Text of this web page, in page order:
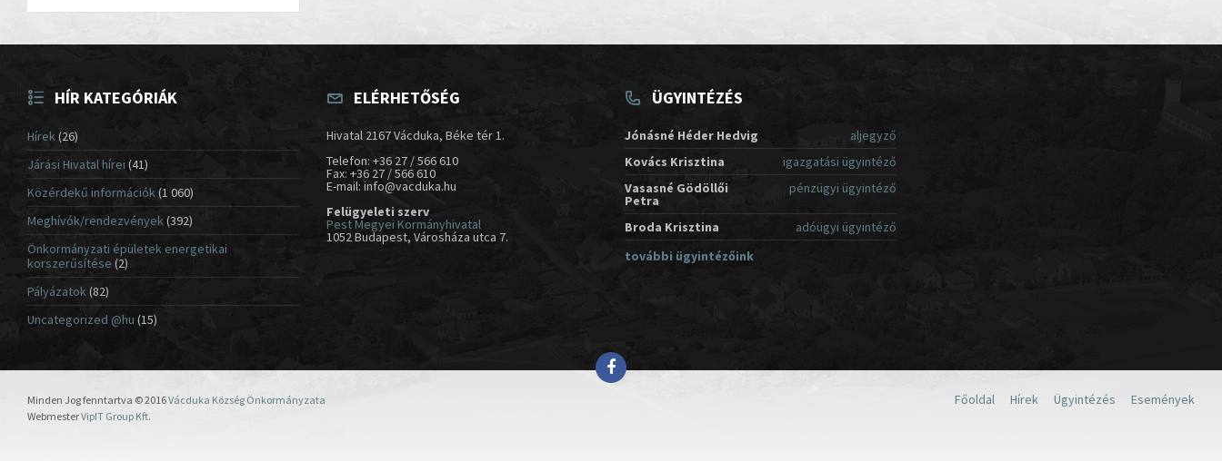
HÍR KATEGÓRIÁK
Hírek (26)
Járási Hivatal hírei (41)
Közérdekű információk(1 060)
Meghívók/rendezvények(392)
Önkormányzati épületek energetikai
korszerűsítése (2)
Pályázatok(82)
Uncategorized @hu (15)
ELÉRHETŐSÉG
Hivatal 2167 Vácduka, Béke tér 1.
Telefon: +36 27 / 566 610
Fax: +36 27 / 566 610
E-mail: info@vacduka.hu
Felügyeleti szerv
Pest Megyei Kormányhivatal
1052 Budapest, Városháza utca 7.
ÜGYINTÉZÉS
Jónásné Héder Hedvig
aljegyző
Kovács Krisztina
igazgatási ügyintéző
Vasasné Gödöllői
Petra
pénzügyi ügyintéző
Broda Krisztina
adóügyi ügyintéző
további ügyintézőink
Főoldal Hírek Ügyintézés Események
Minden Jog fenntartva © 2016Vácduka Község Önkormányzata
WebmesterVipIT Group Kft.